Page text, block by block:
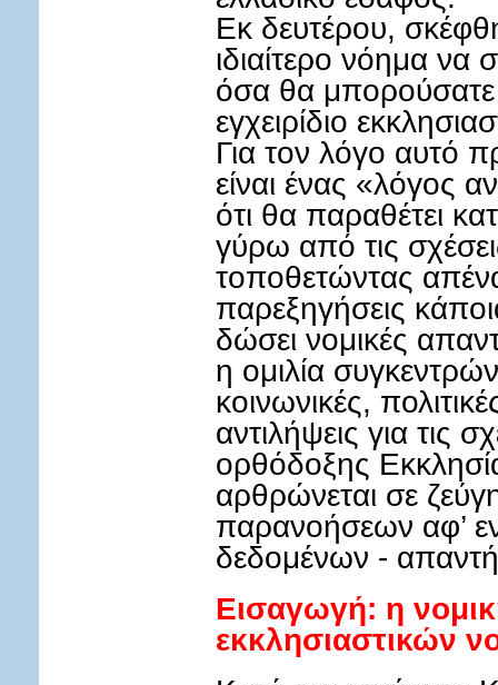
Εκ δευτέρου,
ιδιαίτερο νόημα
όσα θα μπορούσατε
εγχειρίδιο
Για τον λόγο αυτό
είναι ένας «λόγος
ότι θα παραθέτει
γύρω από τις
τοποθετώντας
παρεξηγήσεις
δώσει νομικές
η ομιλία
κοινωνικές,
αντιλήψεις για τις
ορθόδοξης
αρθρώνεται σε
παρανοήσεων αφ’
δεδομένων -
Εισαγωγή: η
εκκλησιαστικών